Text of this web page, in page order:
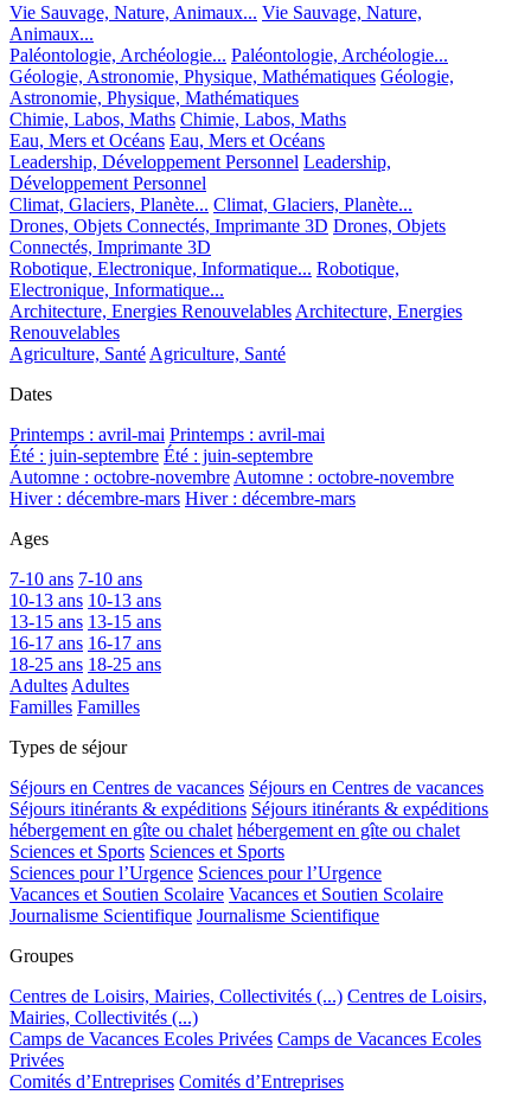
Vie Sauvage, Nature, Animaux... Vie Sauvage, Nature,
Animaux...
Paléontologie, Archéologie... Paléontologie, Archéologie...
Géologie, Astronomie, Physique, Mathématiques Géologie,
Astronomie, Physique, Mathématiques
Chimie, Labos, Maths Chimie, Labos, Maths
Eau, Mers et Océans Eau, Mers et Océans
Leadership, Développement Personnel Leadership,
Développement Personnel
Climat, Glaciers, Planète... Climat, Glaciers, Planète...
Drones, Objets Connectés, Imprimante 3D Drones, Objets
Connectés, Imprimante 3D
Robotique, Electronique, Informatique... Robotique,
Electronique, Informatique...
Architecture, Energies Renouvelables Architecture, Energies
Renouvelables
Agriculture, Santé Agriculture, Santé
Dates
Printemps : avril-mai Printemps : avril-mai
Été : juin-septembre Été : juin-septembre
Automne : octobre-novembre Automne : octobre-novembre
Hiver : décembre-mars Hiver : décembre-mars
Ages
7-10 ans 7-10 ans
10-13 ans 10-13 ans
13-15 ans 13-15 ans
16-17 ans 16-17 ans
18-25 ans 18-25 ans
Adultes Adultes
Familles Familles
Types de séjour
Séjours en Centres de vacances Séjours en Centres de vacances
Séjours itinérants & expéditions Séjours itinérants & expéditions
hébergement en gîte ou chalet hébergement en gîte ou chalet
Sciences et Sports Sciences et Sports
Sciences pour l’Urgence Sciences pour l’Urgence
Vacances et Soutien Scolaire Vacances et Soutien Scolaire
Journalisme Scientifique Journalisme Scientifique
Groupes
Centres de Loisirs, Mairies, Collectivités (...) Centres de Loisirs,
Mairies, Collectivités (...)
Camps de Vacances Ecoles Privées Camps de Vacances Ecoles
Privées
Comités d’Entreprises Comités d’Entreprises